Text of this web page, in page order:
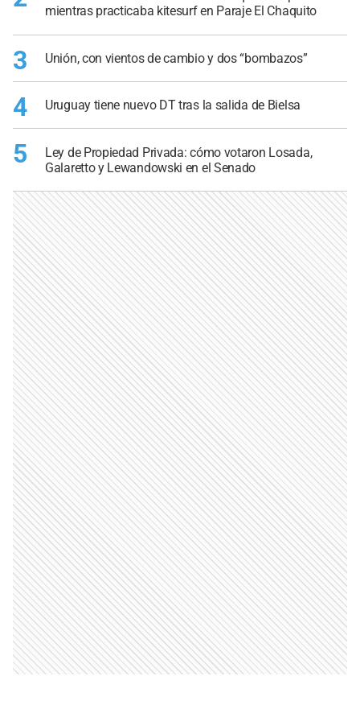
mientras practicaba kitesurf en Paraje El Chaquito
3 Unión, con vientos de cambio y dos “bombazos”
4 Uruguay tiene nuevo DT tras la salida de Bielsa
5
Ley de Propiedad Privada: cómo votaron Losada,
Galaretto y Lewandowski en el Senado